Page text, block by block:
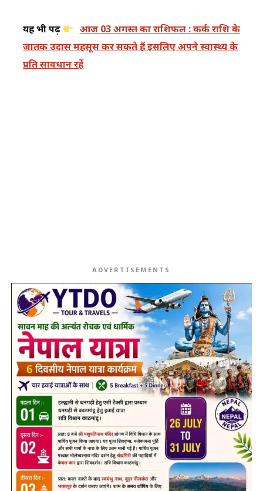
यह भी पढ़ें
आज 03 अगस्त का राशिफल : कर्क राशि के
जातक उदास महसूस कर सकते हैं इसलिए अपने स्वास्थ्य के
प्रति सावधान रहें
ADVERTISEMENTS